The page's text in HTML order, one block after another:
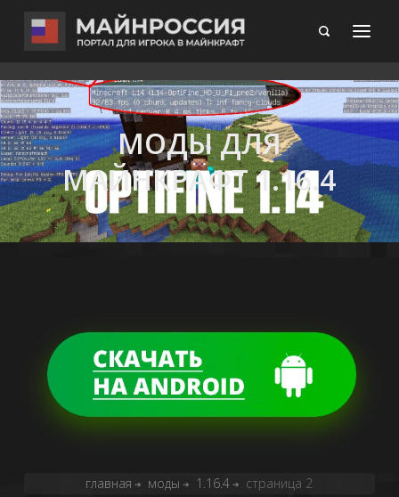
МОДЫ ДЛЯ
МАЙНКРАФТ 1.16.4
главная ➔ моды ➔ 1.16.4 ➔ страница 2